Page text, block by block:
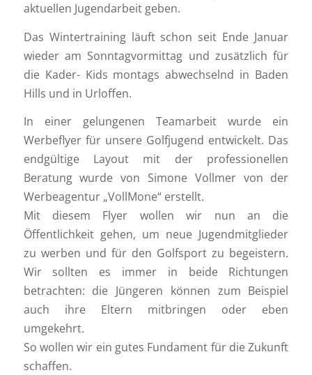
aktuellen Jugendarbeit geben.
Das Wintertraining läuft schon seit Ende Januar
wieder am Sonntagvormittag und zusätzlich für
die Kader- Kids montags abwechselnd in Baden
Hills und in Urloffen.
In einer gelungenen Teamarbeit wurde ein
Werbeflyer für unsere Golfjugend entwickelt. Das
endgültige Layout mit der professionellen
Beratung wurde von Simone Vollmer von der
Werbeagentur „VollMone“ erstellt.
Mit diesem Flyer wollen wir nun an die
Öffentlichkeit gehen, um neue Jugendmitglieder
zu werben und für den Golfsport zu begeistern.
Wir sollten es immer in beide Richtungen
betrachten: die Jüngeren können zum Beispiel
auch ihre Eltern mitbringen oder eben
umgekehrt.
So wollen wir ein gutes Fundament für die Zukunft
schaffen.